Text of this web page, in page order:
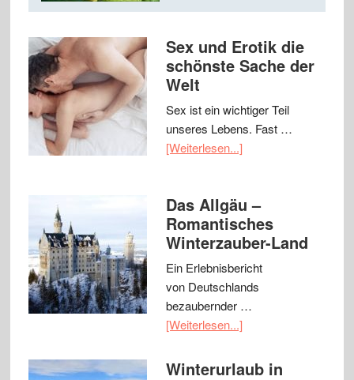
Sex und Erotik die
schönste Sache der
Welt
Sex ist ein wichtiger Teil
unseres Lebens. Fast …
[Weiterlesen...]
Das Allgäu –
Romantisches
Winterzauber-Land
Ein Erlebnisbericht
von Deutschlands
bezaubernder …
[Weiterlesen...]
Winterurlaub in